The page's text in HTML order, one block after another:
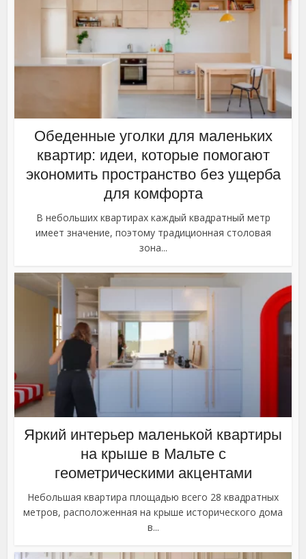
Обеденные уголки для маленьких
квартир: идеи, которые помогают
экономить пространство без ущерба
для комфорта
В небольших квартирах каждый квадратный метр
имеет значение, поэтому традиционная столовая
зона...
Яркий интерьер маленькой квартиры
на крыше в Мальте с
геометрическими акцентами
Небольшая квартира площадью всего 28 квадратных
метров, расположенная на крыше исторического дома
в...